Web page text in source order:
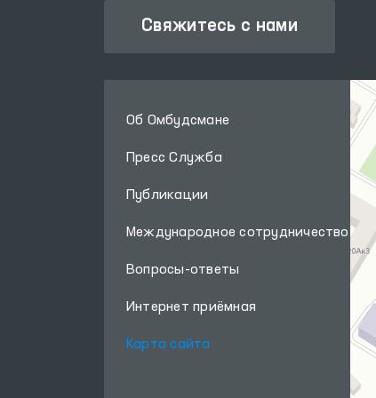
Свяжитесь с нами
Об Омбудсмане
Пресс Служба
Публикации
Международное сотрудничество
Вопросы-ответы
Интернет приёмная
Карта сайта